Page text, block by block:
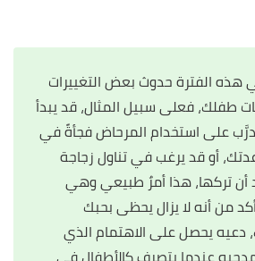
الفترة حدوث بعض التغييرات
طفلك، فعلى سبيل المثال، قد يبدأ
على استخدام المرحاض فجأةً في
أو قد يرغب في تناول زجاجة
أن تركها، هذا أمرٌ طبيعي وهي
من أنه لا يزال يحظى بحبك
دعيه يحصل على الاهتمام الذي